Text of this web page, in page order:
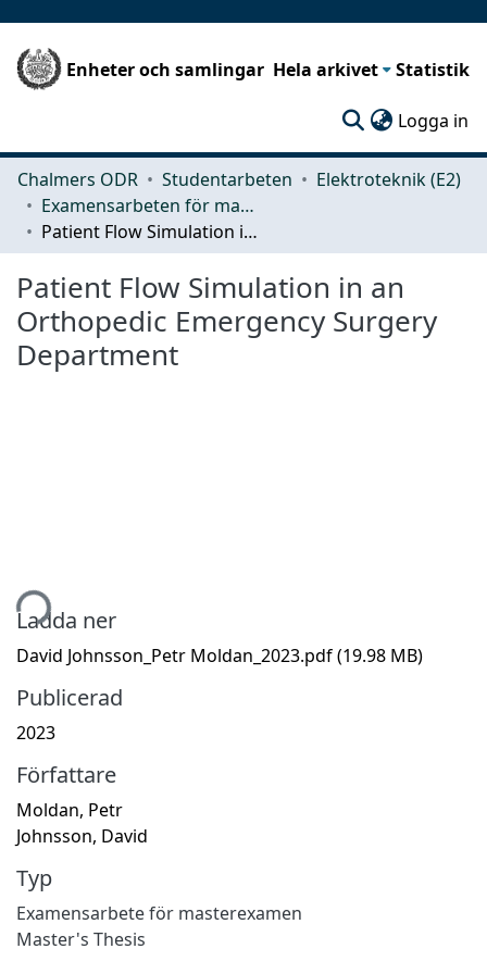
Enheter och samlingar Hela arkivet Statistik
Logga in
Chalmers ODR Studentarbeten
Elektroteknik (E2)
Examensarbeten för masterexamen
Patient Flow Simulation in an Orthopedic Emergency Surgery Department
Patient Flow Simulation in an
Orthopedic Emergency Surgery
Department
Ladda ner
David Johnsson_Petr Moldan_2023.pdf(19.98 MB)
Publicerad
2023
Författare
Moldan, Petr
Johnsson, David
Typ
Examensarbete för masterexamen
Master's Thesis